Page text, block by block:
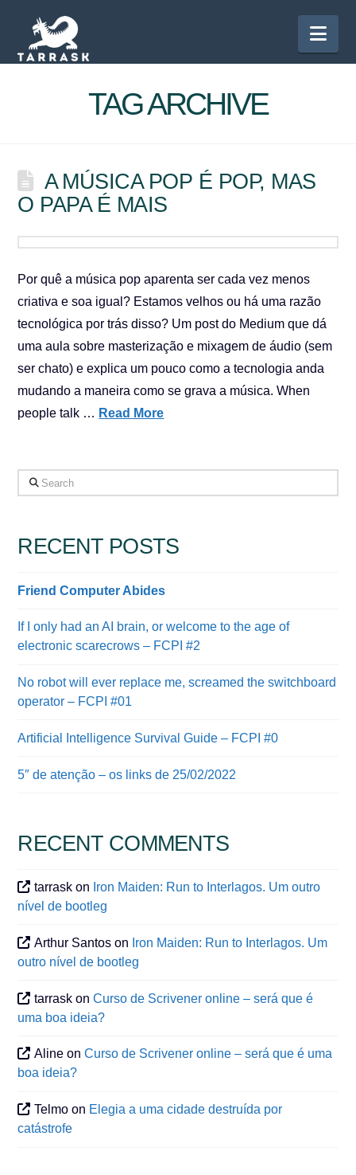
TAG ARCHIVE
A MÚSICA POP É POP, MAS
O PAPA É MAIS
Por quê a música pop aparenta ser cada vez menos
criativa e soa igual? Estamos velhos ou há uma razão
tecnológica por trás disso? Um post do Medium que dá
uma aula sobre masterização e mixagem de áudio (sem
ser chato) e explica um pouco como a tecnologia anda
mudando a maneira como se grava a música. When
people talk … Read More
Search
RECENT POSTS
Friend Computer Abides
If I only had an AI brain, or welcome to the age of
electronic scarecrows – FCPI #2
No robot will ever replace me, screamed the switchboard
operator – FCPI #01
Artificial Intelligence Survival Guide – FCPI #0
5″ de atenção – os links de 25/02/2022
RECENT COMMENTS
tarrask on Iron Maiden: Run to Interlagos. Um outro
nível de bootleg
Arthur Santos on Iron Maiden: Run to Interlagos. Um
outro nível de bootleg
tarrask onCurso de Scrivener online – será que é
uma boa ideia?
Aline onCurso de Scrivener online – será que é uma
boa ideia?
Telmo on Elegia a uma cidade destruída por
catástrofe